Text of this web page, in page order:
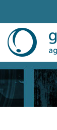
Direkt
zum
Inhalt